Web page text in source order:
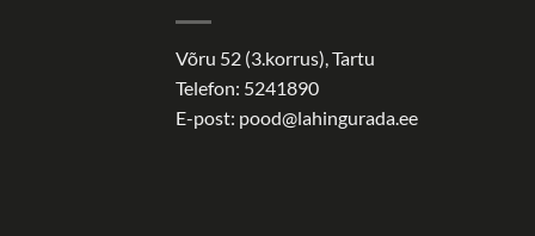
Võru 52 (3.korrus), Tartu
Telefon: 5241890
E-post: pood@lahingurada.ee